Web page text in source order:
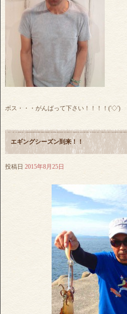
ボス・・・がんばって下さい！！！！('◇')ゞ
エギングシーズン到来！！
投稿日 2015年8月25日